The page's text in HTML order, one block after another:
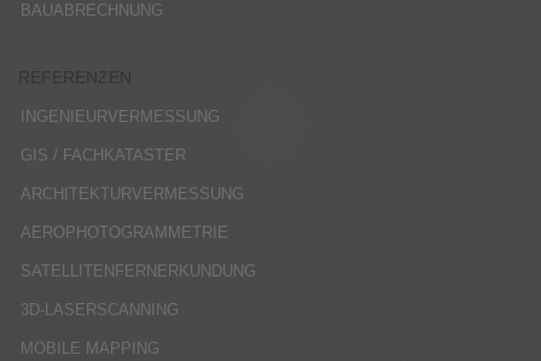
BAUABRECHNUNG
REFERENZEN
INGENIEURVERMESSUNG
GIS / FACHKATASTER
ARCHITEKTURVERMESSUNG
AEROPHOTOGRAMMETRIE
SATELLITENFERNERKUNDUNG
3D-LASERSCANNING
MOBILE MAPPING